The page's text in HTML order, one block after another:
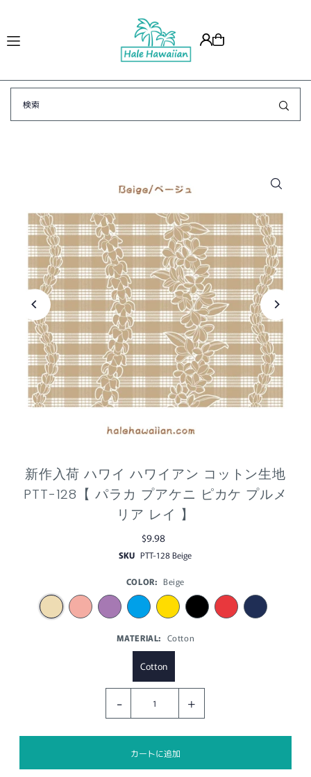
Translation missing: ja.accessibility.skip_to_text
新作入荷 ハワイ ハワイアン コットン生地
PTT-128【 パラカ プアケニ ピカケ プルメ
リア レイ 】
$9.98
SKU PTT-128 Beige
COLOR: Beige
MATERIAL: Cotton
Cotton
- +